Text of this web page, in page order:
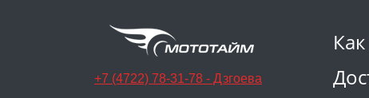
+7 (4722) 78-31-78 - Дзгоева